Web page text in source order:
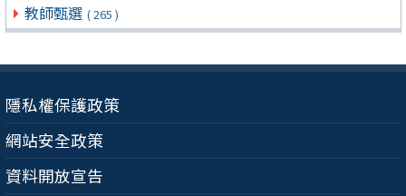
教師甄選 ( 265 )
隱私權保護政策
網站安全政策
資料開放宣告